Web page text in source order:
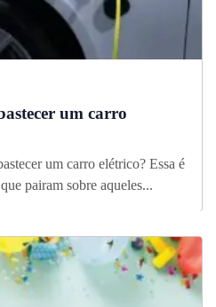
um carro
um carro elétrico? Essa é
pairam sobre aqueles...